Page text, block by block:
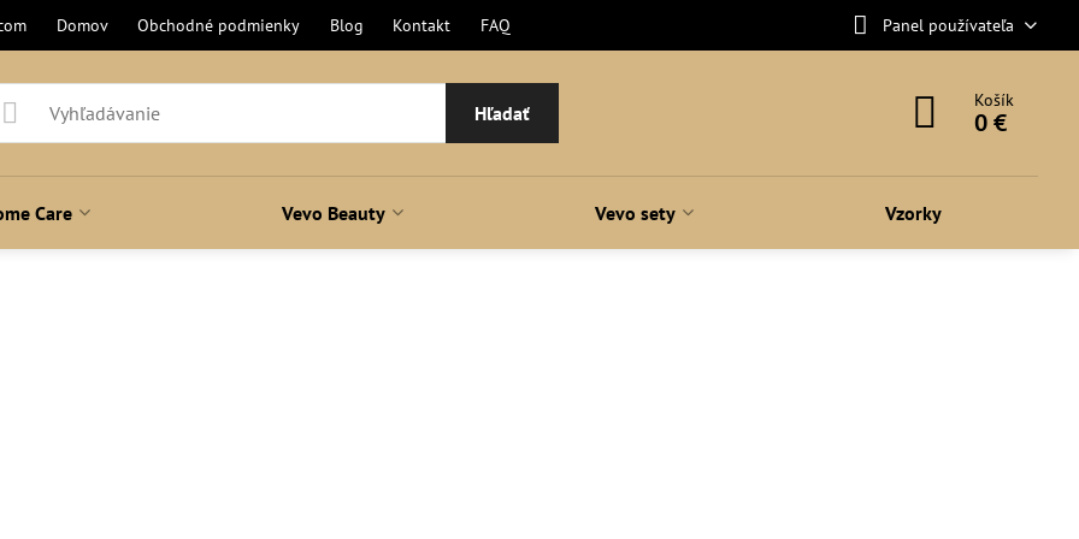
Domov Obchodné podmienky Blog Kontakt FAQ Panel používateľa
Hľadať
Košík
0 €
Care Vevo Beauty Vevo sety Vzorky